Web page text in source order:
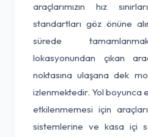
araçlarımızın hız
standartları göz önüne
sürede
lokasyonundan çıkan
noktasına ulaşana dek
izlenmektedir. Yol boyunca
etkilenmemesi için
sistemlerine ve kasa içi